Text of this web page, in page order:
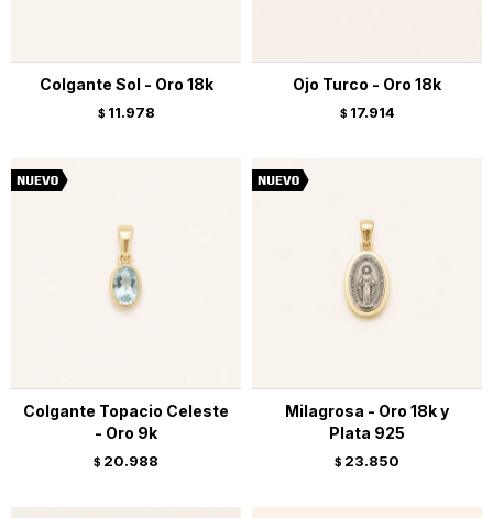
Colgante Sol - Oro 18k
$ 11.978
Ojo Turco - Oro 18k
$ 17.914
Colgante Topacio Celeste
- Oro 9k
$ 20.988
Milagrosa - Oro 18k y
Plata 925
$ 23.850